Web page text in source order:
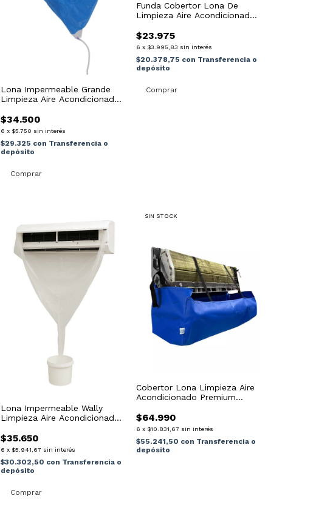
Lona Impermeable Grande
Limpieza Aire Acondicionado
$34.500
6 x $5.750 sin interés
$29.325 con Transferencia o
depósito
Funda Cobertor Lona De
Limpieza Aire Acondicionado
$23.975
6 x $3.995,83 sin interés
$20.378,75 con Transferencia o
depósito
Lona Impermeable Wally
Limpieza Aire Acondicionado
$35.650
6 x $5.941,67 sin interés
$30.302,50 con Transferencia o
depósito
SIN STOCK
Cobertor Lona Limpieza Aire
Acondicionado Premium
$64.990
6 x $10.831,67 sin interés
$55.241,50 con Transferencia o
depósito